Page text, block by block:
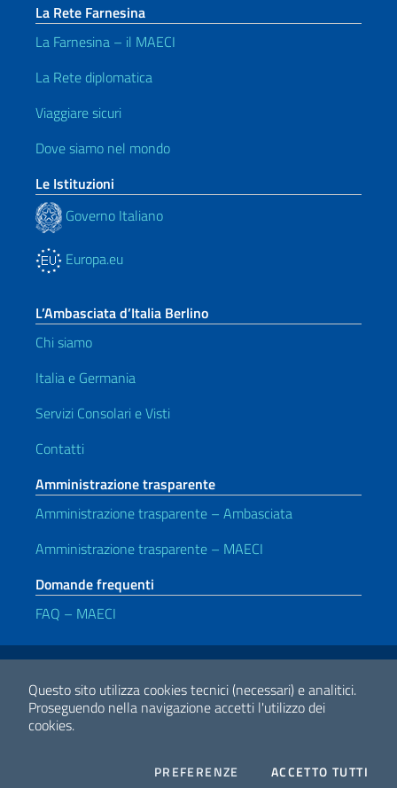
Questo sito utilizza cookies tecnici (necessari) e analitici.
Proseguendo nella navigazione accetti l'utilizzo dei
cookies.
PREFERENZE COOKIESACCETTO TUTTI
La Rete Farnesina
La Farnesina – il MAECI
La Rete diplomatica
Viaggiare sicuri
Dove siamo nel mondo
Le Istituzioni
Governo Italiano
Europa.eu
L’Ambasciata d’Italia Berlino
Chi siamo
Italia e Germania
Servizi Consolari e Visti
Contatti
Amministrazione trasparente
Amministrazione trasparente – Ambasciata
Amministrazione trasparente – MAECI
Domande frequenti
FAQ – MAECI
Link Utili